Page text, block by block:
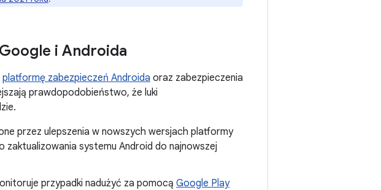
i Androida
platformę zabezpieczeń Androida oraz zabezpieczenia
prawdopodobieństwo, że luki
przez ulepszenia w nowszych wersjach platformy
systemu Android do najnowszej
przypadki nadużyć za pomocą Google Play